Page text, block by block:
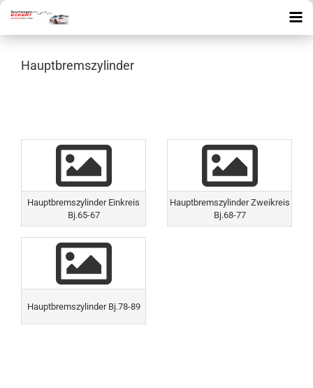
Hauptbremszylinder
Hauptbremszylinder Einkreis
Bj.65-67
Hauptbremszylinder Zweikreis
Bj.68-77
Hauptbremszylinder Bj.78-89